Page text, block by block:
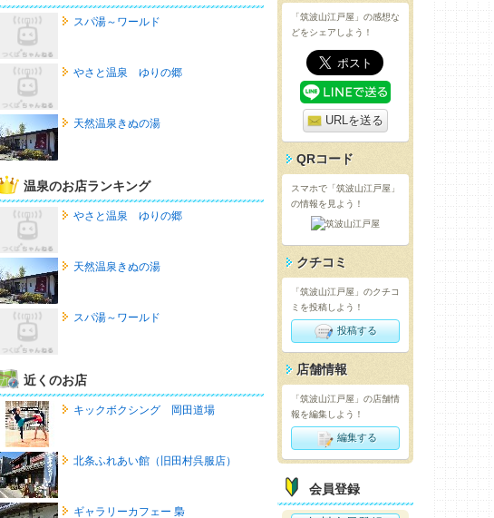
スパ湯～ワールド
やさと温泉 ゆりの郷
天然温泉きぬの湯
温泉のお店ランキング
やさと温泉 ゆりの郷
天然温泉きぬの湯
スパ湯～ワールド
近くのお店
キックボクシング 岡田道場
北条ふれあい館（旧田村呉服店）
ギャラリーカフェー 梟
「筑波山江戸屋」の感想な
どをシェアしよう！
URLを送る
QRコード
スマホで「筑波山江戸屋」
の情報を見よう！
クチコミ
「筑波山江戸屋」のクチコ
ミを投稿しよう！
投稿する
店舗情報
「筑波山江戸屋」の店舗情
報を編集しよう！
編集する
会員登録